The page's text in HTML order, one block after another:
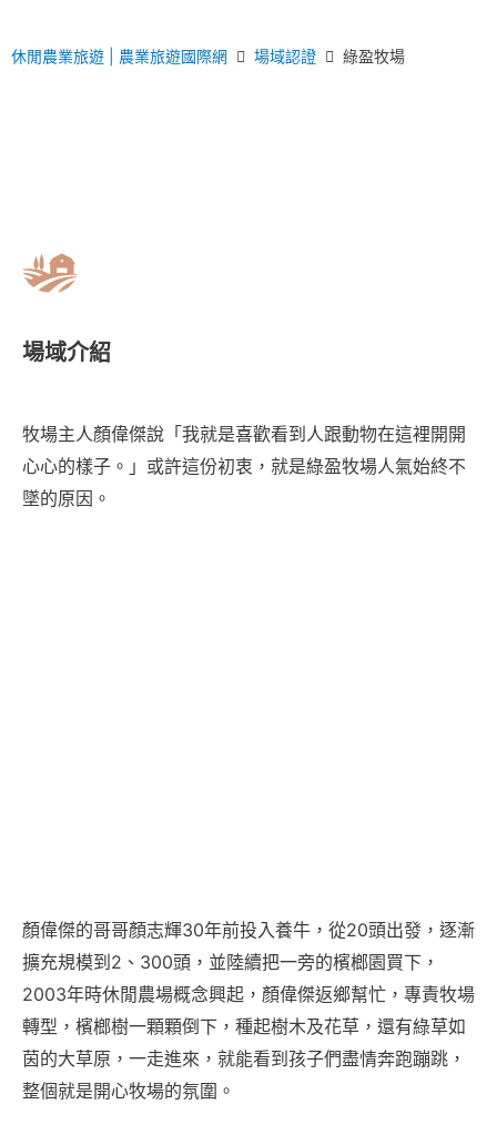
休閒農業旅遊 | 農業旅遊國際網 場域認證 綠盈牧場
場域介紹
牧場主人顏偉傑說「我就是喜歡看到人跟動物在這裡開開
心心的樣子。」或許這份初衷，就是綠盈牧場人氣始終不
墜的原因。
顏偉傑的哥哥顏志輝30年前投入養牛，從20頭出發，逐漸
擴充規模到2、300頭，並陸續把一旁的檳榔園買下，
2003年時休閒農場概念興起，顏偉傑返鄉幫忙，專責牧場
轉型，檳榔樹一顆顆倒下，種起樹木及花草，還有綠草如
茵的大草原，一走進來，就能看到孩子們盡情奔跑蹦跳，
整個就是開心牧場的氛圍。